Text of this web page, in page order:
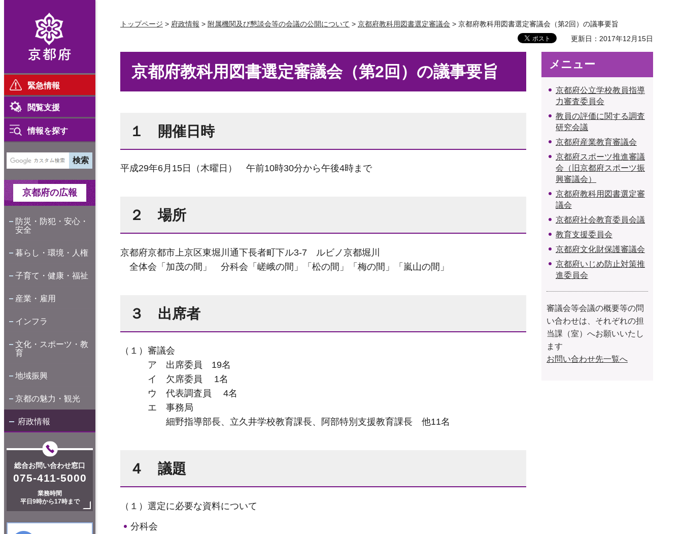
緊急情報
閲覧支援
情報を探す
京都府の広報
防災・防犯・安心・
安全
暮らし・環境・人権
子育て・健康・福祉
産業・雇用
インフラ
文化・スポーツ・教
育
地域振興
京都の魅力・観光
府政情報
総合お問い合わせ窓口
075-411-5000
業務時間
平日9時から17時まで
トップページ > 府政情報 > 附属機関及び懇談会等の会議の公開について > 京都府教科用図書選定審議会 > 京都府教科用図書選定審議会（第2回）の議事要旨
更新日：2017年12月15日
京都府教科用図書選定審議会（第2回）の議事要旨
１ 開催日時
平成29年6月15日（木曜日） 午前10時30分から午後4時まで
２ 場所
京都府京都市上京区東堀川通下長者町下ル3-7 ルビノ京都堀川
全体会「加茂の間」 分科会「嵯峨の間」「松の間」「梅の間」「嵐山の間」
３ 出席者
（１）審議会
ア 出席委員 19名
イ 欠席委員 1名
ウ 代表調査員 4名
エ 事務局
細野指導部長、立久井学校教育課長、阿部特別支援教育課長 他11名
４ 議題
（１）選定に必要な資料について
分科会
メニュー
京都府公立学校教員指導
力審査委員会
教員の評価に関する調査
研究会議
京都府産業教育審議会
京都府スポーツ推進審議
会（旧京都府スポーツ振
興審議会）
京都府教科用図書選定審
議会
京都府社会教育委員会議
教育支援委員会
京都府文化財保護審議会
京都府いじめ防止対策推
進委員会
審議会等会議の概要等の問
い合わせは、それぞれの担
当課（室）へお願いいたし
ます
お問い合わせ先一覧へ